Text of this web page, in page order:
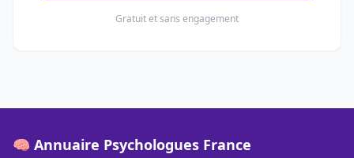
Gratuit et sans engagement
🧠 Annuaire Psychologues France